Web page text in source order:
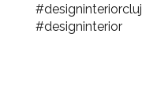
#designinteriorcluj
#designinterior